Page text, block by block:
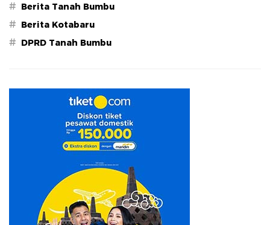
# Berita Tanah Bumbu
# Berita Kotabaru
# DPRD Tanah Bumbu